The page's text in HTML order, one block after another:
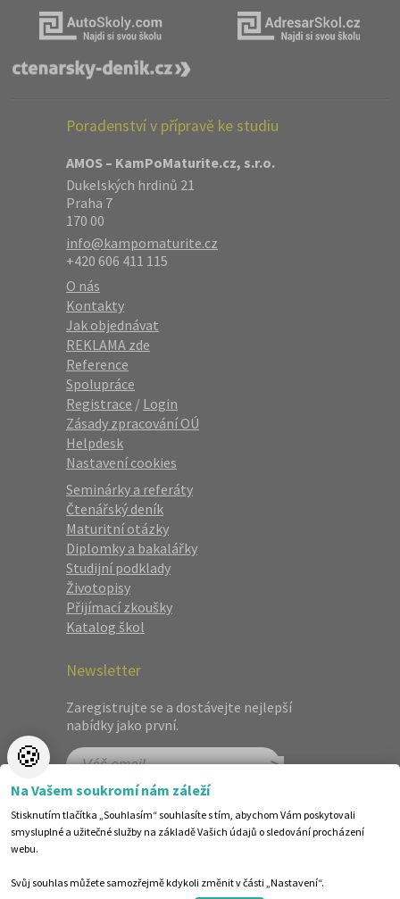
Poradenství v přípravě ke studiu
AMOS – KamPoMaturite.cz, s.r.o.
Dukelských hrdinů 21
Praha 7
170 00
info@kampomaturite.cz
+420 606 411 115
O nás
Kontakty
Jak objednávat
REKLAMA zde
Reference
Spolupráce
Registrace / Login
Zásady zpracování OÚ
Helpdesk
Nastavení cookies
Seminárky a referáty
Čtenářský deník
Maturitní otázky
Diplomky a bakalářky
Studijní podklady
Životopisy
Přijímací zkoušky
Katalog škol
Newsletter
Zaregistrujte se a dostávejte nejlepší
nabídky jako první.
©1998-2026 Centrum vzdělávání AMOS. Vytvořilo ANAWE.
🍪
Na Vašem soukromí nám záleží
Stisknutím tlačítka „Souhlasím“ souhlasíte s tím, abychom Vám poskytovali
smysluplné a užitečné služby na základě Vašich údajů o sledování procházení
webu.
Svůj souhlas můžete samozřejmě kdykoli změnit v části „Nastavení“.